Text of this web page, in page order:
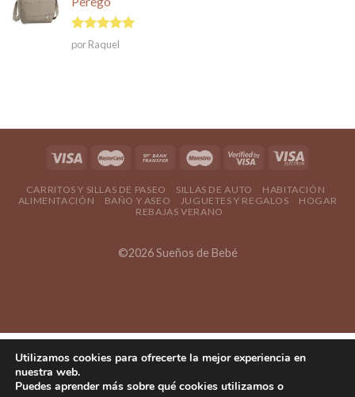
Valorado en
5
de 5
por Raquel
CARRITOS Y SILLAS DE PASEO SILLAS DE AUTO
HABITACIÓN
ALIMENTACIÓN
BAÑO Y ASEO JUGUETES Y REGALOS
HOGAR
REBAJAS VERANO
©2026 Sueños de Bebé
Utilizamos cookies para ofrecerte la mejor experiencia en
nuestra web.
Puedes aprender más sobre qué cookies utilizamos o